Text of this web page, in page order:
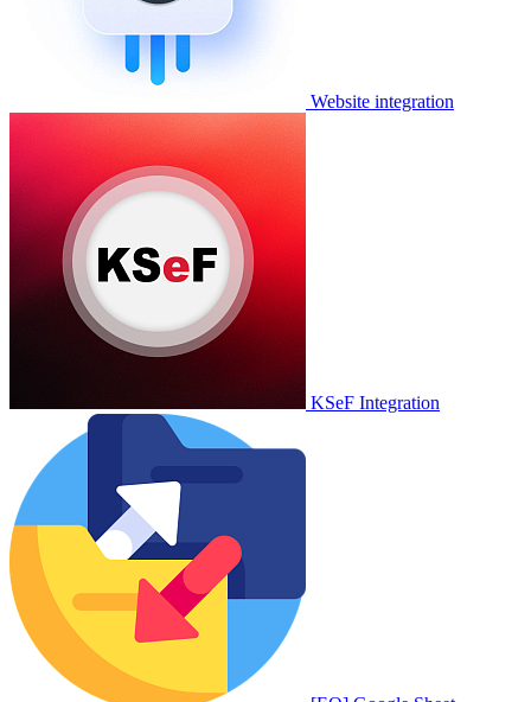
Website integration
KSeF Integration